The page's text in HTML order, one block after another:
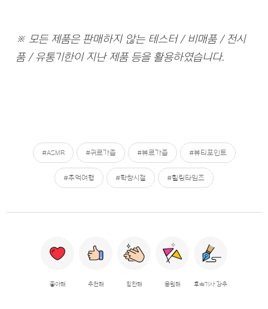
※ 모든 제품은 판매하지 않는 테스터 / 비매품 / 전시
품 / 유통기한이 지난 제품 등을 활용하였습니다.
#ASMR #귀르가즘 #뷰르가즘 #뷰티포인트
#추억여행 #학창시절 #힐링타임즈
좋아해 추천해 칭찬해 응원해 후속기사 강추